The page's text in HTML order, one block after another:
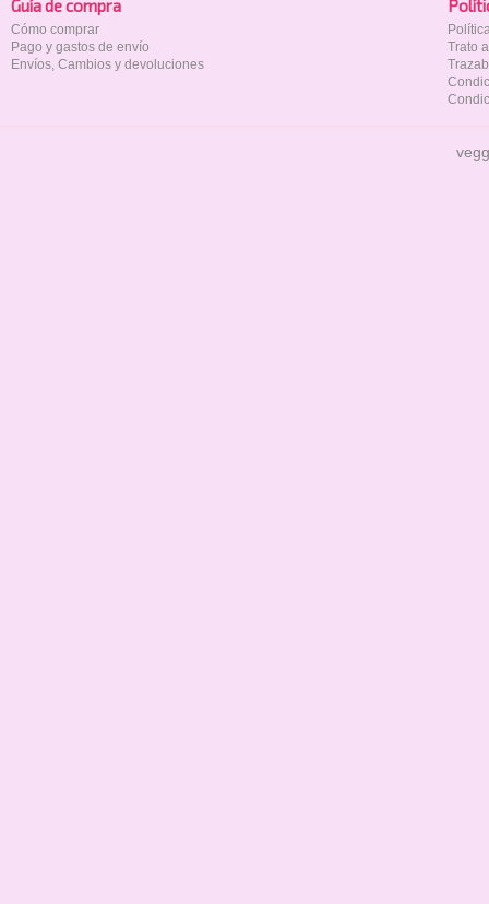
Guía de compra
Cómo comprar
Pago y gastos de envío
Envíos, Cambios y devoluciones
Trato